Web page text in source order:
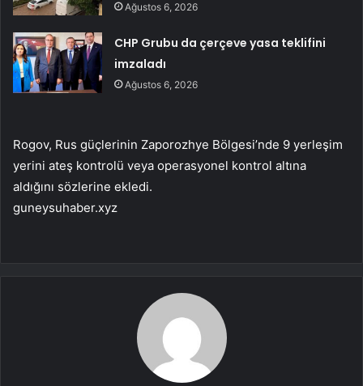
Ağustos 6, 2026
CHP Grubu da çerçeve yasa teklifini
imzaladı
Ağustos 6, 2026
Rogov, Rus güçlerinin Zaporozhye Bölgesi’nde 9 yerleşim
yerini ateş kontrolü veya operasyonel kontrol altına
aldığını sözlerine ekledi.
guneysuhaber.xyz